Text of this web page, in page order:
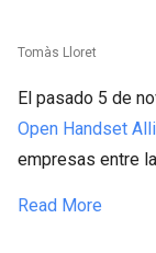
Tomàs Lloret
El pasado 5 de
Open Handset
empresas entre
Read More